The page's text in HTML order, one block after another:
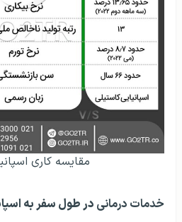
مقایسه کاری
خدمات درمانی در طول سفر به